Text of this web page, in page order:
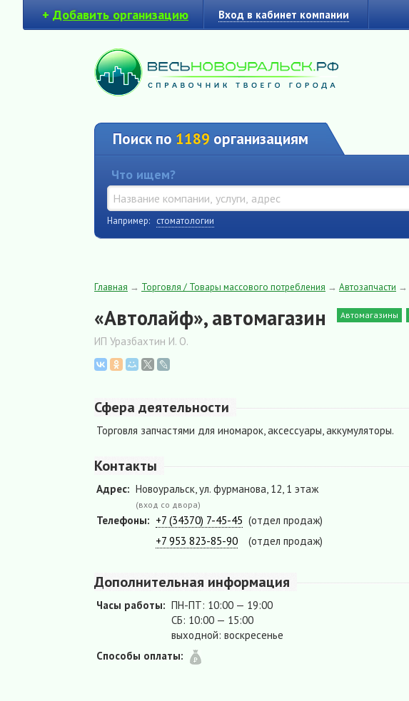
+ Добавить организацию Вход в кабинет компании
Поиск по 1189 организациям
Что ищем?
Например: стоматологии
Главная → Торговля / Товары массового потребления → Автозапчасти →
«Автолайф», автомагазин Автомагазины
ИП Уразбахтин И. О.
Сфера деятельности
Торговля запчастями для иномарок, аксессуары, аккумуляторы.
Контакты
Адрес: Новоуральск, ул. фурманова, 12, 1 этаж
(вход со двора)
Телефоны: +7 (34370) 7-45-45 (отдел продаж)
+7 953 823-85-90
(отдел продаж)
Дополнительная информация
Часы работы: ПН-ПТ: 10:00 — 19:00
СБ: 10:00 — 15:00
выходной: воскресенье
Способы оплаты: